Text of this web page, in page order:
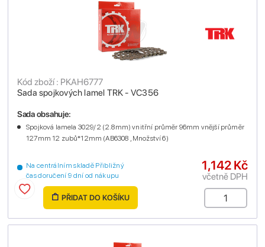
Sada spojkových lamel TRK - VC356
Kód zboží : PKAH6777
Na centrálním skladě Přibližný
čas doručení 9 dní od nákupu
Sada obsahuje:
Spojková lamela 3029/2 (2.8mm) vnitřní průměr 96mm vnější průměr
127mm 12 zubů*12mm (AB6308 , Množství 6)
1,142 Kč
včetně DPH
PŘIDAT DO KOŠÍKU